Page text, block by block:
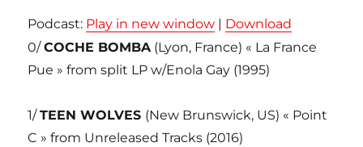
Podcast: Play in new window | Download
0/COCHE BOMBA(Lyon, France) « La France
Pue » from split LP w/Enola Gay (1995)
1/TEEN WOLVES (New Brunswick, US) « Point
C » from Unreleased Tracks (2016)